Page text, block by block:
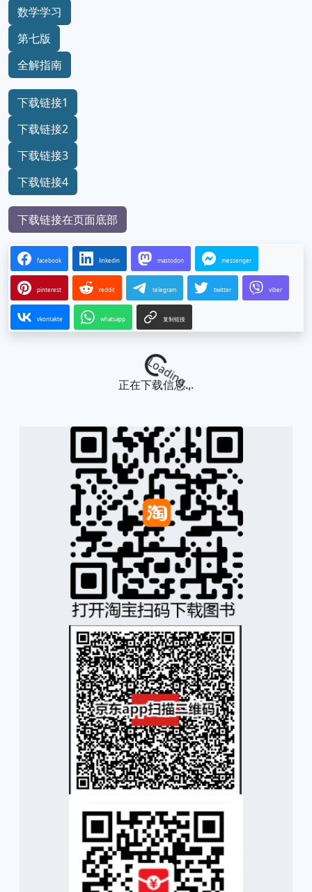
数学学习
第七版
全解指南
下载链接1
下载链接2
下载链接3
下载链接4
下载链接在页面底部
facebook linkedin mastodon messenger
pinterest reddit telegram twitter viber
vkontakte whatsapp 复制链接
Loading...
正在下载信息...